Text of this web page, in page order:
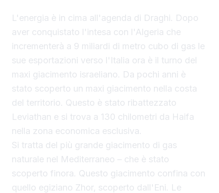
L'energia è in cima all'agenda di Draghi. Dopo
aver conquistato l'intesa con l'Algeria che
incrementerà a 9 miliardi di metro cubo di gas le
sue esportazioni verso l'Italia ora è il turno del
maxi giacimento israeliano. Da pochi anni è
stato scoperto un maxi giacimento nella costa
del territorio. Questo è stato ribattezzato
Leviathan e si trova a 130 chilometri da Haifa
nella zona economica esclusiva.
Si tratta del più grande giacimento di gas
naturale nel Mediterraneo – che è stato
scoperto finora. Questo giacimento confina con
quello egiziano Zhor, scoperto dall'Eni. Le